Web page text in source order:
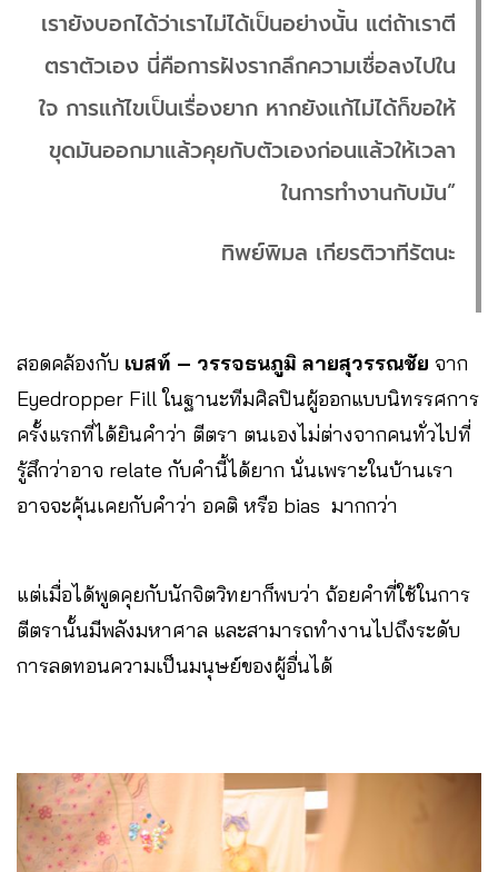
เรายังบอกได้ว่าเราไม่ได้เป็นอย่างนั้น แต่ถ้าเราตี
ตราตัวเอง นี่คือการฝังรากลึกความเชื่อลงไปใน
ใจ การแก้ไขเป็นเรื่องยาก หากยังแก้ไม่ได้ก็ขอให้
ขุดมันออกมาแล้วคุยกับตัวเองก่อนแล้วให้เวลา
ในการทำงานกับมัน”
ทิพย์พิมล เกียรติวาทีรัตนะ
สอดคล้องกับ เบสท์ – วรรจธนภูมิ ลายสุวรรณชัย จาก
Eyedropper Fill ในฐานะทีมศิลปินผู้ออกแบบนิทรรศการ
ครั้งแรกที่ได้ยินคำว่า ตีตรา ตนเองไม่ต่างจากคนทั่วไปที่
รู้สึกว่าอาจ relate กับคำนี้ได้ยาก นั่นเพราะในบ้านเรา
อาจจะคุ้นเคยกับคำว่า อคติ หรือ bias มากกว่า
แต่เมื่อได้พูดคุยกับนักจิตวิทยาก็พบว่า ถ้อยคำที่ใช้ในการ
ตีตรานั้นมีพลังมหาศาล และสามารถทำงานไปถึงระดับ
การลดทอนความเป็นมนุษย์ของผู้อื่นได้